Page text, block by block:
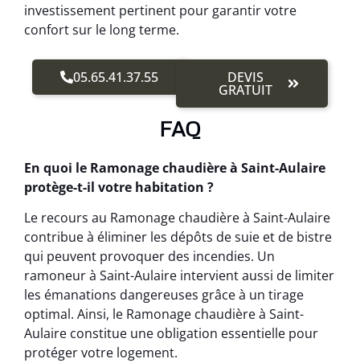
investissement pertinent pour garantir votre
confort sur le long terme.
05.65.41.37.55 DEVIS
GRATUIT
FAQ
En quoi le Ramonage chaudière à Saint-Aulaire
protège-t-il votre habitation ?
Le recours au Ramonage chaudière à Saint-Aulaire
contribue à éliminer les dépôts de suie et de bistre
qui peuvent provoquer des incendies. Un
ramoneur à Saint-Aulaire intervient aussi de limiter
les émanations dangereuses grâce à un tirage
optimal. Ainsi, le Ramonage chaudière à Saint-
Aulaire constitue une obligation essentielle pour
protéger votre logement.